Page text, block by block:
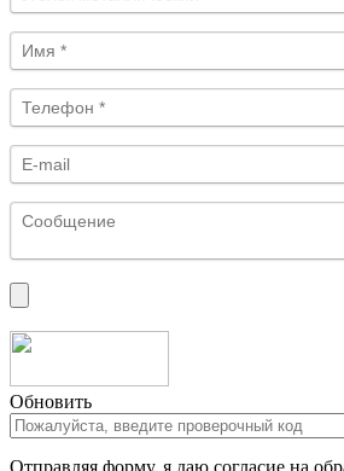
Обновить
Отправляя форму, я даю согласие на